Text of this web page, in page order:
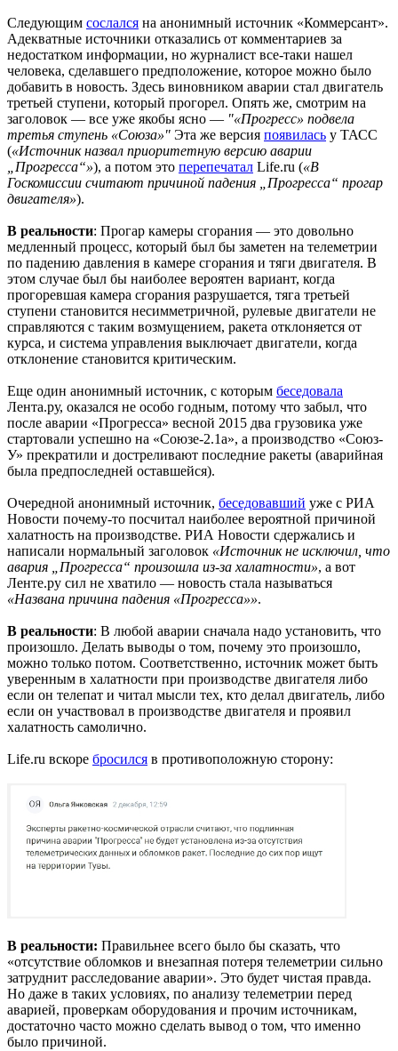
Следующим сослался на анонимный источник «Коммерсант».
Адекватные источники отказались от комментариев за
недостатком информации, но журналист все-таки нашел
человека, сделавшего предположение, которое можно было
добавить в новость. Здесь виновником аварии стал двигатель
третьей ступени, который прогорел. Опять же, смотрим на
заголовок — все уже якобы ясно — "«Прогресс» подвела
третья ступень «Союза»" Эта же версия появилась у ТАСС
(«Источник назвал приоритетную версию аварии
„Прогресса“»), а потом это перепечатал Life.ru («В
Госкомиссии считают причиной падения „Прогресса“ прогар
двигателя»).
В реальности: Прогар камеры сгорания — это довольно
медленный процесс, который был бы заметен на телеметрии
по падению давления в камере сгорания и тяги двигателя. В
этом случае был бы наиболее вероятен вариант, когда
прогоревшая камера сгорания разрушается, тяга третьей
ступени становится несимметричной, рулевые двигатели не
справляются с таким возмущением, ракета отклоняется от
курса, и система управления выключает двигатели, когда
отклонение становится критическим.
Еще один анонимный источник, с которым беседовала
Лента.ру, оказался не особо годным, потому что забыл, что
после аварии «Прогресса» весной 2015 два грузовика уже
стартовали успешно на «Союзе-2.1а», а производство «Союз-
У» прекратили и достреливают последние ракеты (аварийная
была предпоследней оставшейся).
Очередной анонимный источник, беседовавший уже с РИА
Новости почему-то посчитал наиболее вероятной причиной
халатность на производстве. РИА Новости сдержались и
написали нормальный заголовок «Источник не исключил, что
авария „Прогресса“ произошла из-за халатности», а вот
Ленте.ру сил не хватило — новость стала называться
«Названа причина падения «Прогресса»».
В реальности: В любой аварии сначала надо установить, что
произошло. Делать выводы о том, почему это произошло,
можно только потом. Соответственно, источник может быть
уверенным в халатности при производстве двигателя либо
если он телепат и читал мысли тех, кто делал двигатель, либо
если он участвовал в производстве двигателя и проявил
халатность самолично.
Life.ru вскоре бросился в противоположную сторону:
В реальности: Правильнее всего было бы сказать, что
«отсутствие обломков и внезапная потеря телеметрии сильно
затруднит расследование аварии». Это будет чистая правда.
Но даже в таких условиях, по анализу телеметрии перед
аварией, проверкам оборудования и прочим источникам,
достаточно часто можно сделать вывод о том, что именно
было причиной.